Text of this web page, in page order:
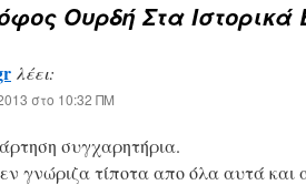
Ουρδή Στα Ιστορικά
λέει:
στο 10:32 ΠΜ
συγχαρητήρια.
γνώριζα τίποτα απο όλα αυτά και